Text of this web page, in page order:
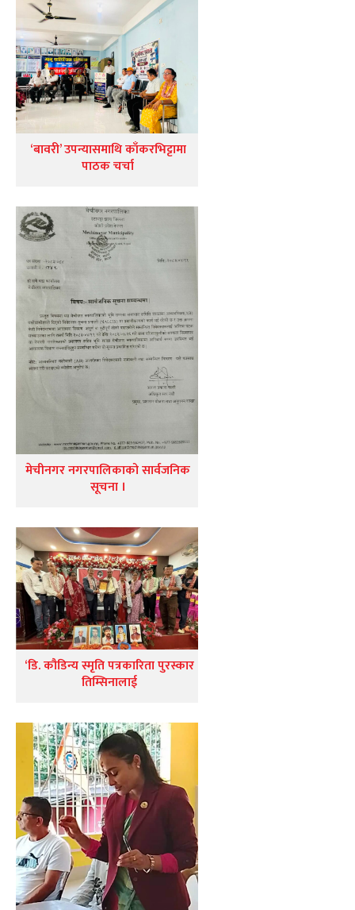
‘बावरी’ उपन्यासमाथि काँकरभिट्टामा
पाठक चर्चा
मेचीनगर नगरपालिकाको सार्वजनिक
सूचना ।
‘डि. कौडिन्य स्मृति पत्रकारिता पुरस्कार
तिम्सिनालाई